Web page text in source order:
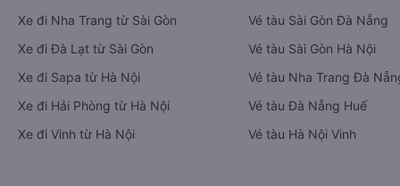
Xe đi Nha Trang từ Sài Gòn
Xe đi Đà Lạt từ Sài Gòn
Xe đi Sapa từ Hà Nội
Xe đi Hải Phòng từ Hà Nội
Xe đi Vinh từ Hà Nội
Vé tàu Sài Gòn Đà Nẵng
Vé tàu Sài Gòn Hà Nội
Vé tàu Nha Trang Đà
Vé tàu Đà Nẵng Huế
Vé tàu Hà Nội Vinh